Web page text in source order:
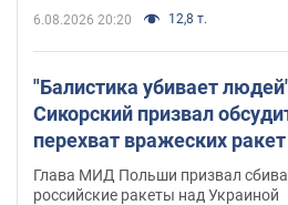
6.08.2026 20:20 12,8 т.
"Балистика убивает
Сикорский призвал
перехват вражеских
Украиной
Глава МИД Польши призвал
российские ракеты над Украиной